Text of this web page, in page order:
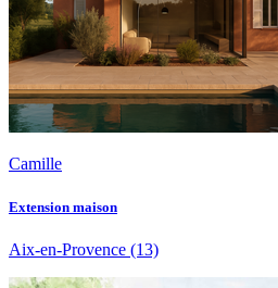
Camille
Extension maison
Aix-en-Provence (13)